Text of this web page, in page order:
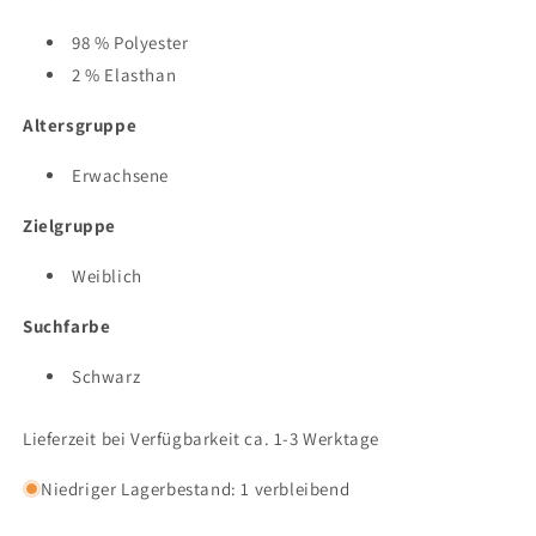
98 % Polyester
2 % Elasthan
Altersgruppe
Erwachsene
Zielgruppe
Weiblich
Suchfarbe
Schwarz
Lieferzeit bei Verfügbarkeit ca. 1-3 Werktage
Niedriger Lagerbestand: 1 verbleibend